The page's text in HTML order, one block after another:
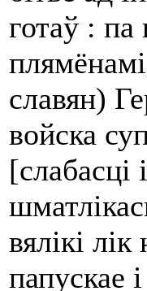
готаў : па
славян)
войска
вялікі
папускае